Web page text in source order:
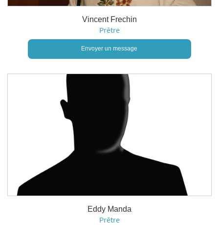
Vincent Frechin
Prêtre
Envoyer un message
Eddy Manda
Prêtre